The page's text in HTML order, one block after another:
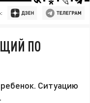
ПО
Ситуацию